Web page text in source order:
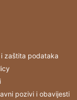
zaštita podataka
pozivi i obavijesti